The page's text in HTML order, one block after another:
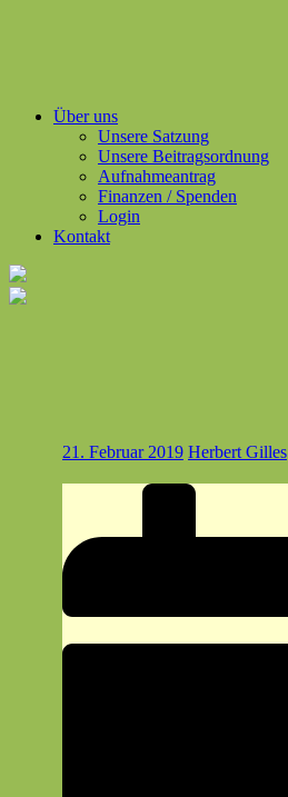
Über uns
Unsere Satzung
Unsere Beitragsordnung
Aufnahmeantrag
Finanzen / Spenden
Login
Kontakt
21. Februar 2019 Herbert Gilles